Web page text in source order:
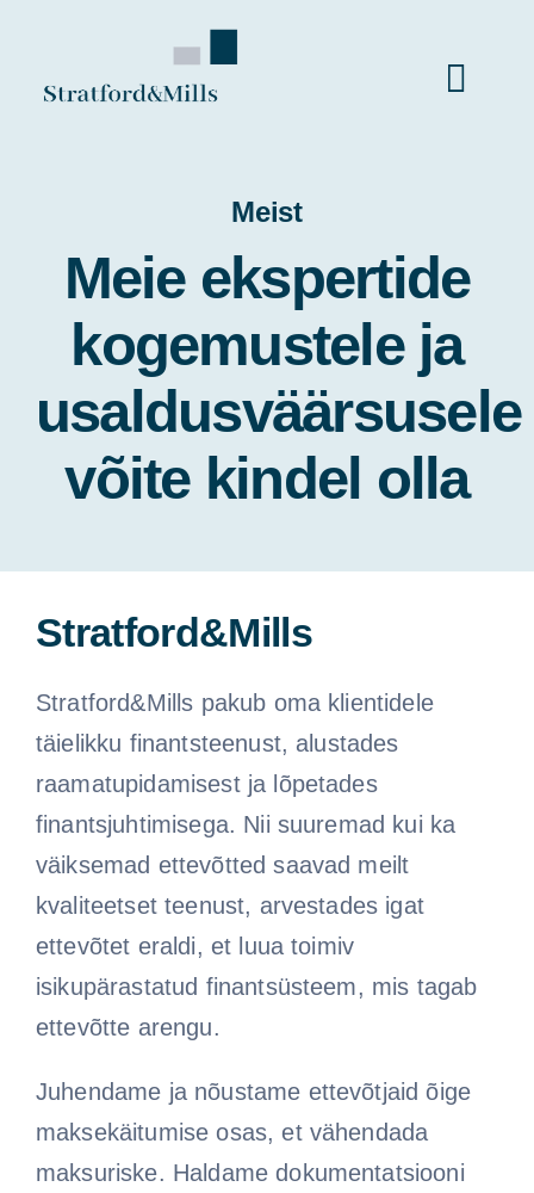
content
Teenused
Meist
Meist
Meie ekspertide
kogemustele ja
usaldusväärsusele
võite kindel olla
Stratford&Mills
Stratford&Mills pakub oma klientidele
täielikku finantsteenust, alustades
raamatupidamisest ja lõpetades
finantsjuhtimisega. Nii suuremad kui ka
väiksemad ettevõtted saavad meilt
kvaliteetset teenust, arvestades igat
ettevõtet eraldi, et luua toimiv
isikupärastatud finantsüsteem, mis tagab
ettevõtte arengu.
Juhendame ja nõustame ettevõtjaid õige
maksekäitumise osas, et vähendada
maksuriske. Haldame dokumentatsiooni